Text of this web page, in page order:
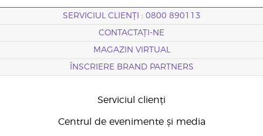
SERVICIUL CLIENȚI : 0800 890113
CONTACTAȚI-NE
MAGAZIN VIRTUAL
ÎNSCRIERE BRAND PARTNERS
Serviciul clienți
Centrul de evenimente și media